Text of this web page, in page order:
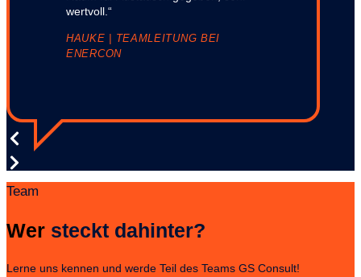
wertvoll.“
HAUKE | TEAMLEITUNG BEI
ENERCON
Team
Wer steckt dahinter?
Lerne uns kennen und werde Teil des Teams GS Consult!